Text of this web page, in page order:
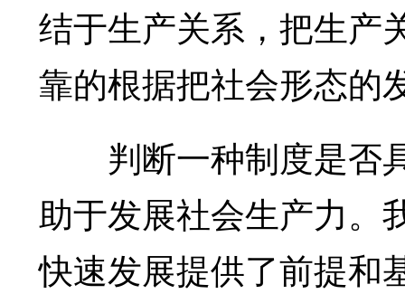
结于生产关系，把生产
靠的根据把社会形态的
判断一种制度是否
助于发展社会生产力。
快速发展提供了前提和